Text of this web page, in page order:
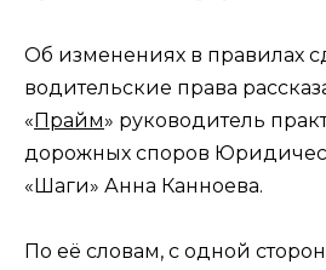
Об изменениях в правилах
водительские права
«Прайм» руководитель
дорожных споров
«Шаги» Анна Канноева.
По её словам, с одной